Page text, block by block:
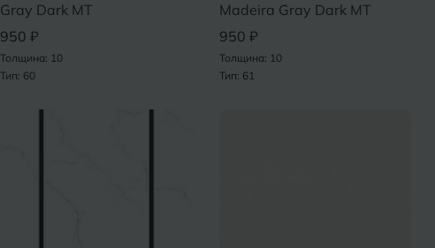
Gray Dark MT
950 ₽
Толщина: 10
Тип: 60
Madeira Gray Dark MT
950 ₽
Толщина: 10
Тип: 61